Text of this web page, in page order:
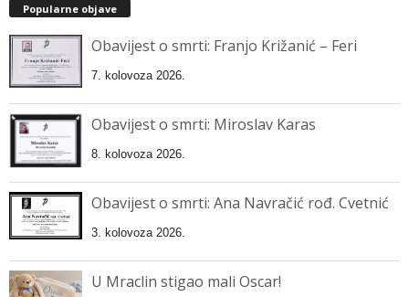
Popularne objave
Obavijest o smrti: Franjo Križanić – Feri
7. kolovoza 2026.
Obavijest o smrti: Miroslav Karas
8. kolovoza 2026.
Obavijest o smrti: Ana Navračić rođ. Cvetnić
3. kolovoza 2026.
U Mraclin stigao mali Oscar!